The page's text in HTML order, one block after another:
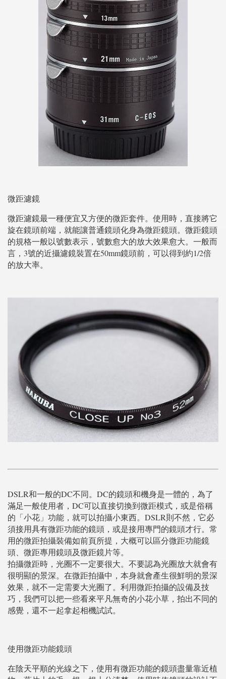
微距濾鏡
微距濾鏡最一種便宜又方便的微距套件。使用時，直接將它
旋在鏡頭前端，就能讓普通鏡頭化身為微距鏡頭。微距鏡頭
的規格一般以號數表示，號數愈大的放大效果愈大。一般而
言，3號的近攝濾鏡裝置在50mm鏡頭前，可以得到約1/2倍
的放大率。
DSLR和一般的DC不同。DC的鏡頭和機身是一體的，為了
滿足一般使用者，DC可以直接切換到微距模式，或是俗稱
的「小花」功能，就可以拍攝小東西。DSLR則不然，它必
須接用具有微距功能的鏡頭，或是接用專門的鏡頭才行。常
用的微距拍攝裝備如前頁所提，大概可以區分微距功能鏡
頭、微距專用鏡頭及微距鏡片等。
拍攝微距時，光圈不一定要很大。不要認為光圈放大就會有
很明顯的景深。在微距拍攝中，本身就會產生很鮮明的景深
效果，就不一定需要大光圈了。利用微距拍攝的設備及技
巧，我們可以把一些看來平凡無奇的小花小草，拍出不同的
感覺，還不一起拿起相機試試。
使用微距功能鏡頭
在陰天平順的光線之下，使用有微距功能的鏡頭盡量靠近植